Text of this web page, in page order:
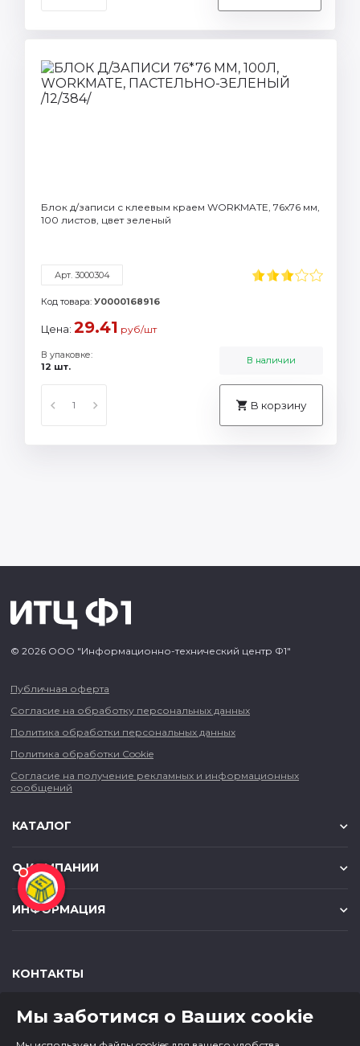
Блок д/записи с клеевым краем WORKMATE, 76х76 мм,
100 листов, цвет зеленый
Арт. 3000304
Код товара: У0000168916
Цена: 29.41 руб/шт
В упаковке:
12 шт.
В наличии
В корзину
© 2026 ООО "Информационно-технический центр Ф1"
Публичная оферта
Согласие на обработку персональных данных
Политика обработки персональных данных
Политика обработки Cookie
Согласие на получение рекламных и информационных
сообщений
КАТАЛОГ
О КОМПАНИИ
ИНФОРМАЦИЯ
КОНТАКТЫ
650000 ,г. Кемерово,ул. Мичурина, д.13
Мы заботимся о Ваших cookie